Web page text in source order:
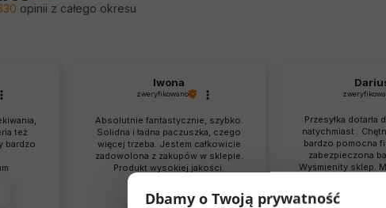
opinii z całego okresu
też
bardzo
Iwona
zweryfikowano
Absolutnie fantastycznie, szybko.
Solidna i ładna paczuszka, czego
więcej trzeba. Jestem całkowicie
zadowolona z zakupów w sklepie.
Produkt wysokiej jakości.
0
Przesyłka dotarła
natychmiast .
bardzo pomocna
zabezpieczona
Wyśmienity sklep.
Dbamy o Twoją prywatność